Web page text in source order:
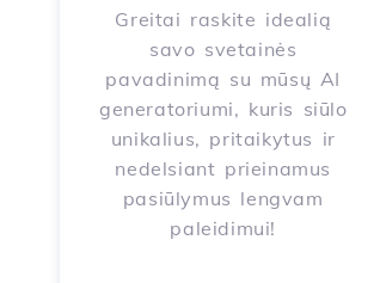
Greitai raskite idealią
savo svetainės
pavadinimą su mūsų AI
generatoriumi, kuris siūlo
unikalius, pritaikytus ir
nedelsiant prieinamus
pasiūlymus lengvam
paleidimui!